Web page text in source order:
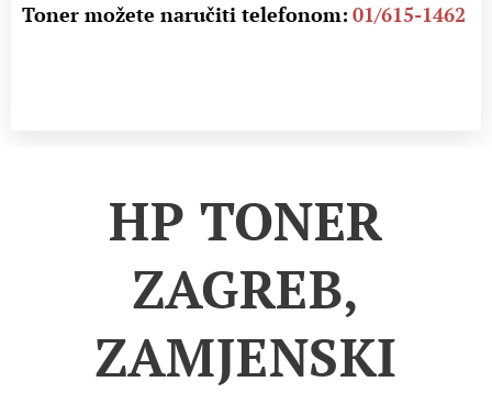
Toner možete naručiti telefonom: 01/615-1462
HP TONER
ZAGREB,
ZAMJENSKI